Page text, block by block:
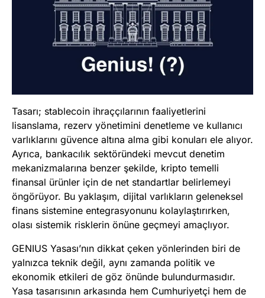
Tasarı; stablecoin ihraççılarının faaliyetlerini
lisanslama, rezerv yönetimini denetleme ve kullanıcı
varlıklarını güvence altına alma gibi konuları ele alıyor.
Ayrıca, bankacılık sektöründeki mevcut denetim
mekanizmalarına benzer şekilde, kripto temelli
finansal ürünler için de net standartlar belirlemeyi
öngörüyor. Bu yaklaşım, dijital varlıkların geleneksel
finans sistemine entegrasyonunu kolaylaştırırken,
olası sistemik risklerin önüne geçmeyi amaçlıyor.
GENIUS Yasası’nın dikkat çeken yönlerinden biri de
yalnızca teknik değil, aynı zamanda politik ve
ekonomik etkileri de göz önünde bulundurmasıdır.
Yasa tasarısının arkasında hem Cumhuriyetçi hem de